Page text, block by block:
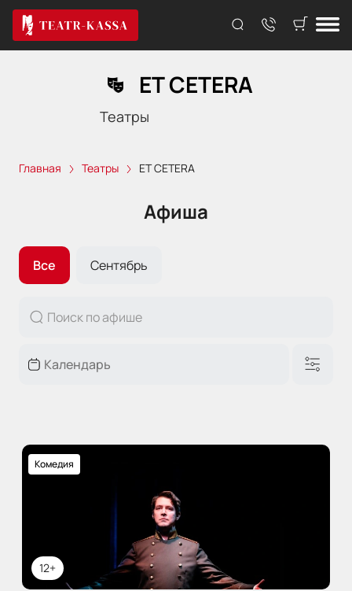
ET CETERA
Театры
Главная Театры ET CETERA
Афиша
Все Сентябрь
12+
Комедия